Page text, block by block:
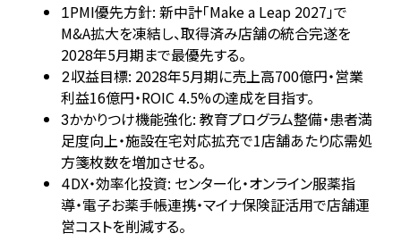
1PMI優先方針: 新中計「Make a Leap 2027」で
M&A拡大を凍結し、取得済み店舗の統合完遂を
2028年5月期まで最優先する。
2収益目標: 2028年5月期に売上高700億円・営業
利益16億円・ROIC 4.5%の達成を目指す。
3かかりつけ機能強化: 教育プログラム整備・患者満
足度向上・施設在宅対応拡充で1店舗あたり応需処
方箋枚数を増加させる。
4DX・効率化投資: センター化・オンライン服薬指
導・電子お薬手帳連携・マイナ保険証活用で店舗運
営コストを削減する。